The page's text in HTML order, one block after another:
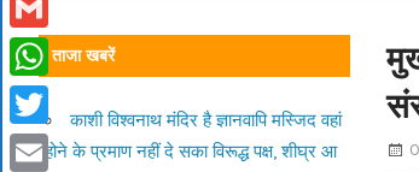
ताजा खबरें
काशी विश्वनाथ मंदिर है ज्ञानवापि मस्जिद वहां
होने के प्रमाण नहीं दे सका विरूद्ध पक्ष, शीघ्र आ
Gmail
WhatsApp
Twitter